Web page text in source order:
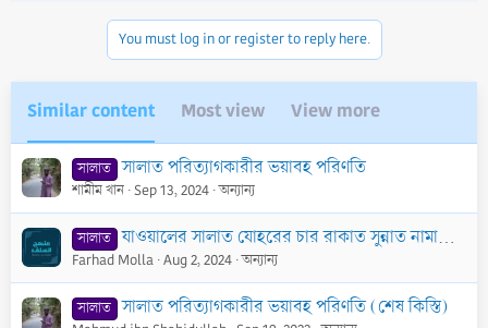
You must log in or register to reply here.
Similar content Most view View more
সালাত সালাত পরিত্যাগকারীর ভয়াবহ পরিণতি
শামীম খান Sep 13, 2024 অন্যান্য
সালাত যাওয়ালের সালাত যোহরের চার রাকাত সুন্নাত নামাজ না কি অন্য কোনো নফল নামাজ
Farhad Molla Aug 2, 2024 অন্যান্য
সালাত সালাত পরিত্যাগকারীর ভয়াবহ পরিণতি (শেষ কিস্তি)